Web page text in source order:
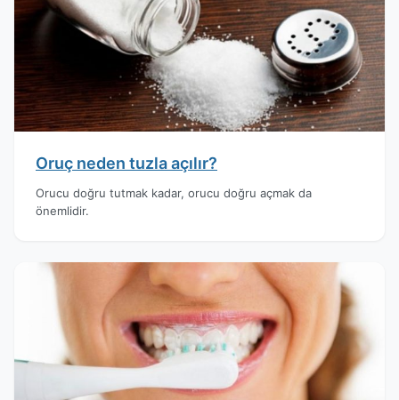
Oruç neden tuzla açılır?
Orucu doğru tutmak kadar, orucu doğru açmak da
önemlidir.